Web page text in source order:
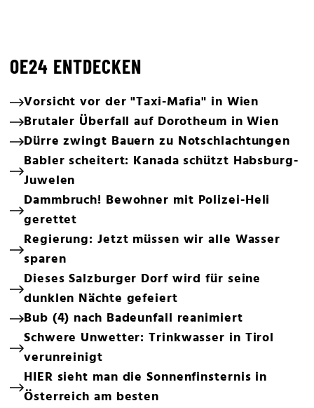
OE24 ENTDECKEN
Vorsicht vor der "Taxi-Mafia" in Wien
Brutaler Überfall auf Dorotheum in Wien
Dürre zwingt Bauern zu Notschlachtungen
Babler scheitert: Kanada schützt Habsburg-
Juwelen
Dammbruch! Bewohner mit Polizei-Heli
gerettet
Regierung: Jetzt müssen wir alle Wasser
sparen
Dieses Salzburger Dorf wird für seine
dunklen Nächte gefeiert
Bub (4) nach Badeunfall reanimiert
Schwere Unwetter: Trinkwasser in Tirol
verunreinigt
HIER sieht man die Sonnenfinsternis in
Österreich am besten